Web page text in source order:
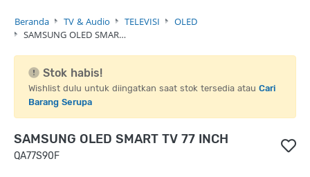
Beranda TV & Audio TELEVISI
OLED
SAMSUNG OLED SMAR…
Stok habis!
Wishlist dulu untuk diingatkan saat stok tersedia atau Cari
Barang Serupa
SAMSUNG OLED SMART TV 77 INCH
QA77S90F